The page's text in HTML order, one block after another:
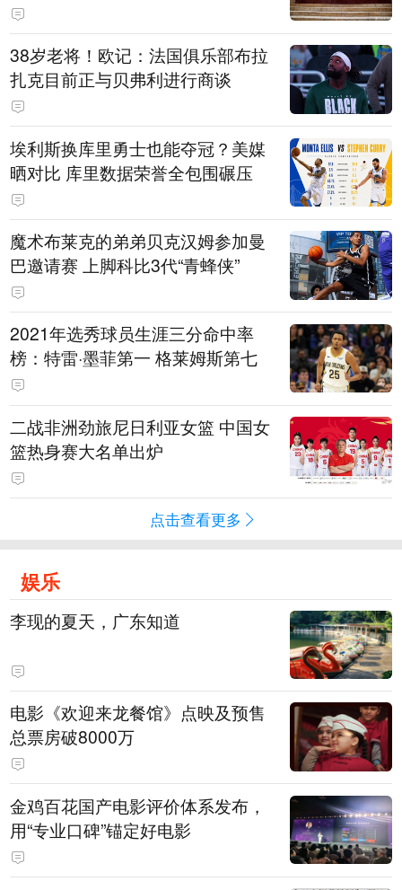
38岁老将！欧记：法国俱乐部布拉
扎克目前正与贝弗利进行商谈
埃利斯换库里勇士也能夺冠？美媒
晒对比 库里数据荣誉全包围碾压
魔术布莱克的弟弟贝克汉姆参加曼
巴邀请赛 上脚科比3代“青蜂侠”
2021年选秀球员生涯三分命中率
榜：特雷·墨菲第一 格莱姆斯第七
二战非洲劲旅尼日利亚女篮 中国女
篮热身赛大名单出炉
点击查看更多
娱乐
李现的夏天，广东知道
电影《欢迎来龙餐馆》点映及预售
总票房破8000万
金鸡百花国产电影评价体系发布，
用“专业口碑”锚定好电影